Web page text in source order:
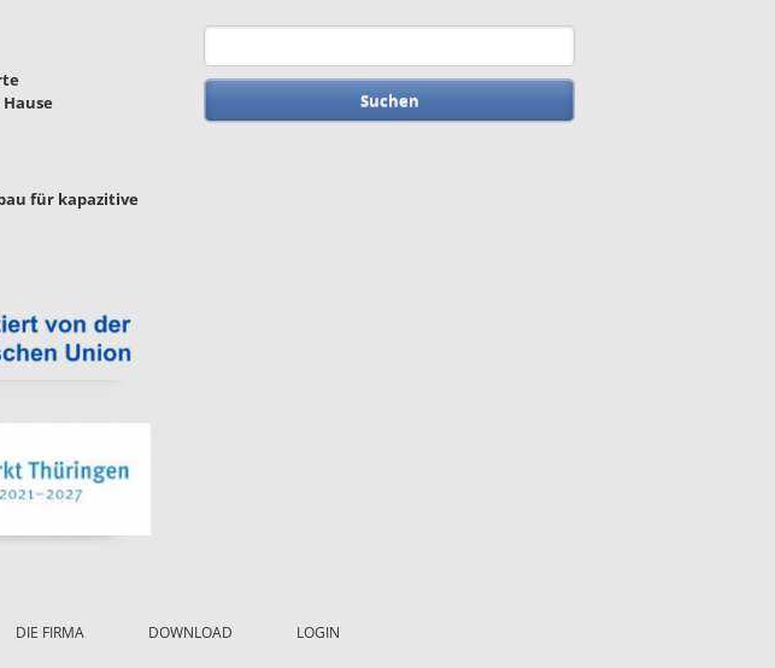
für kapazitive
Suchbegriffe
DIE FIRMA DOWNLOAD LOGIN